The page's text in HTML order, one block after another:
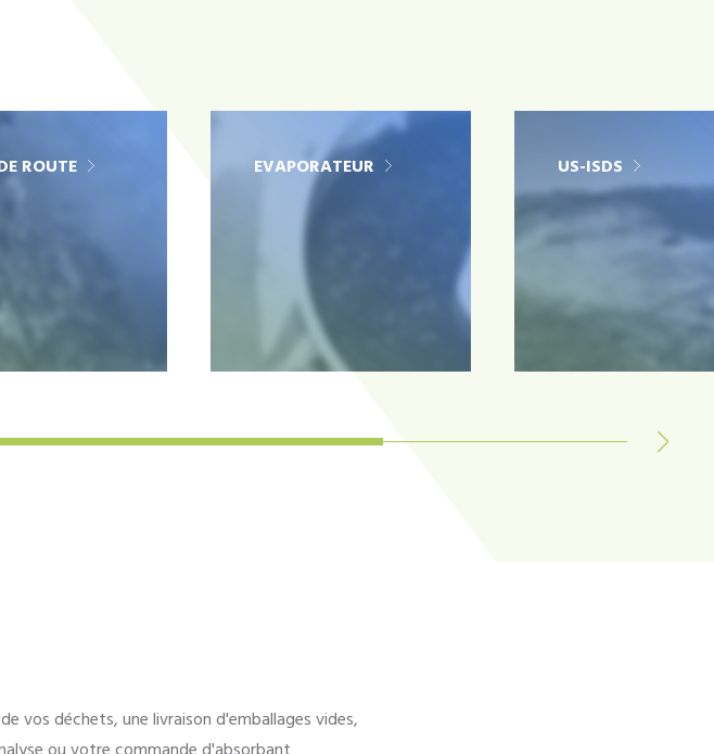
ROUTE EVAPORATEUR US-ISDS
vos déchets, une livraison d'emballages vides,